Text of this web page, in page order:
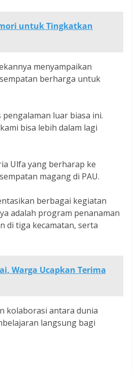
untuk Tingkatkan
menyampaikan
berharga untuk
luar biasa ini.
bisa lebih dalam lagi
Ulfa yang berharap ke
magang di PAU.
berbagai kegiatan
adalah program penanaman
di tiga kecamatan, serta
Warga Ucapkan Terima
kolaborasi antara dunia
langsung bagi